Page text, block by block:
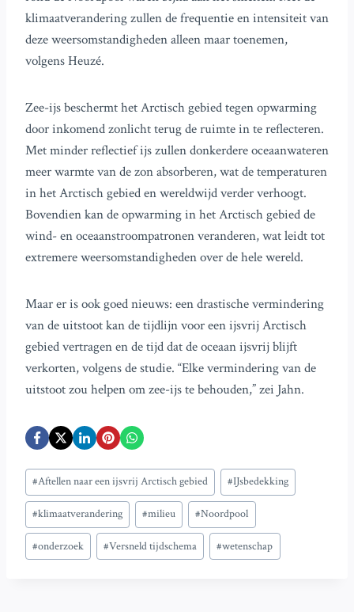
klimaatverandering zullen de frequentie en intensiteit van
deze weersomstandigheden alleen maar toenemen,
volgens Heuzé.
Zee-ijs beschermt het Arctisch gebied tegen opwarming
door inkomend zonlicht terug de ruimte in te reflecteren.
Met minder reflectief ijs zullen donkerdere oceaanwateren
meer warmte van de zon absorberen, wat de temperaturen
in het Arctisch gebied en wereldwijd verder verhoogt.
Bovendien kan de opwarming in het Arctisch gebied de
wind- en oceaanstroompatronen veranderen, wat leidt tot
extremere weersomstandigheden over de hele wereld.
Maar er is ook goed nieuws: een drastische vermindering
van de uitstoot kan de tijdlijn voor een ijsvrij Arctisch
gebied vertragen en de tijd dat de oceaan ijsvrij blijft
verkorten, volgens de studie. “Elke vermindering van de
uitstoot zou helpen om zee-ijs te behouden,” zei Jahn.
Bericht
tags:
#Aftellen naar een ijsvrij Arctisch gebied #IJsbedekking
#klimaatverandering #milieu #Noordpool
#onderzoek #Versneld tijdschema #wetenschap